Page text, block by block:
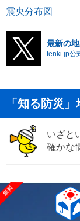
震央分布図
最新の
tenki.jp公
「知る防災
いざと
確かな